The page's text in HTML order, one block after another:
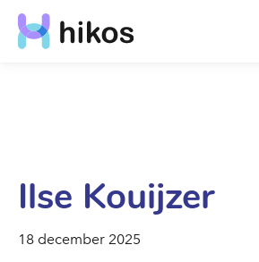
Ilse Kouijzer
18 december 2025